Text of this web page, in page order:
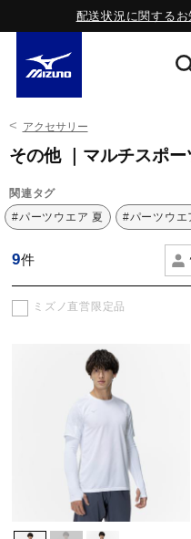
配送状況に関するお
スニーカー
トレーニング
野球
ゴルフ
アクセサリー
その他 ｜マルチスポ
関連タグ
#パーツウエア 夏
#パーツウエ
9件
ミズノ直営限定品